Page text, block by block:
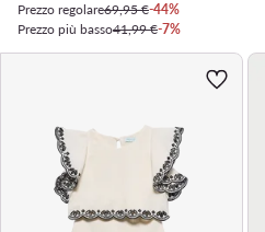
Prezzo regolare69,95 €-44%
Prezzo più basso41,99 €-7%